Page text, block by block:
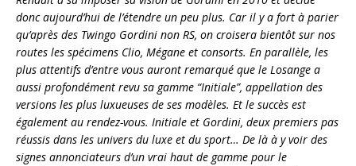
donc aujourd’hui de l’étendre un peu plus. Car il y a fort à parier
qu’après des Twingo Gordini non RS, on croisera bientôt sur nos
routes les spécimens Clio, Mégane et consorts. En parallèle, les
plus attentifs d’entre vous auront remarqué que le Losange a
aussi profondément revu sa gamme “Initiale”, appellation des
versions les plus luxueuses de ses modèles. Et le succès est
également au rendez-vous. Initiale et Gordini, deux premiers pas
réussis dans les univers du luxe et du sport… De là à y voir des
signes annonciateurs d’un vrai haut de gamme pour le